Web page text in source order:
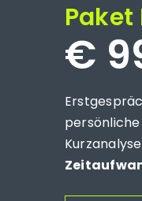
Paket
€
Kurzanalyse